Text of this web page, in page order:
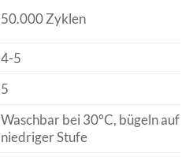
50.000 Zyklen
4-5
5
Waschbar bei 30°C, bügeln auf
niedriger Stufe